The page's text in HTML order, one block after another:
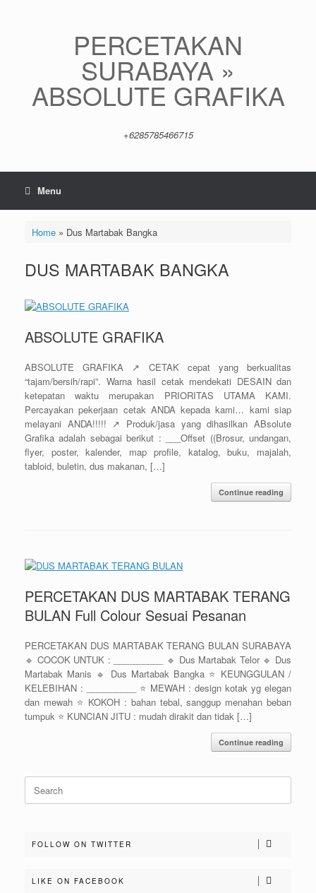
PERCETAKAN
SURABAYA »
ABSOLUTE GRAFIKA
+6285785466715
Menu
Home» Dus Martabak Bangka
DUS MARTABAK BANGKA
ABSOLUTE GRAFIKA
ABSOLUTE GRAFIKA ↗️ CETAK cepat yang berkualitas
“tajam/bersih/rapi”. Warna hasil cetak mendekati DESAIN dan
ketepatan waktu merupakan PRIORITAS UTAMA KAMI.
Percayakan pekerjaan cetak ANDA kepada kami… kami siap
melayani ANDA!!!!! ↗️ Produk/jasa yang dihasilkan ABsolute
Grafika adalah sebagai berikut : ___Offset ((Brosur, undangan,
flyer, poster, kalender, map profile, katalog, buku, majalah,
tabloid, buletin, dus makanan, […]
Continue reading
PERCETAKAN DUS MARTABAK TERANG
BULAN Full Colour Sesuai Pesanan
PERCETAKAN DUS MARTABAK TERANG BULAN SURABAYA
🔹 COCOK UNTUK : __________ 🔹 Dus Martabak Telor 🔹 Dus
Martabak Manis 🔹 Dus Martabak Bangka ⭐️ KEUNGGULAN /
KELEBIHAN : __________ ⭐️ MEWAH : design kotak yg elegan
dan mewah ⭐️ KOKOH : bahan tebal, sanggup menahan beban
tumpuk ⭐️ KUNCIAN JITU : mudah dirakit dan tidak […]
Continue reading
Search
for:
FOLLOW ON TWITTER
LIKE ON FACEBOOK